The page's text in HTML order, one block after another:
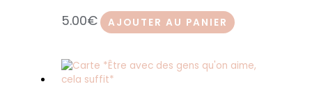
5.00€ AJOUTER AU PANIER